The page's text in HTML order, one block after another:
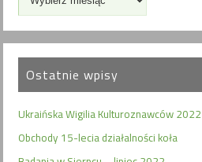
Ostatnie wpisy
Ukraińska Wigilia Kulturoznawców 2022
Obchody 15-lecia działalności koła